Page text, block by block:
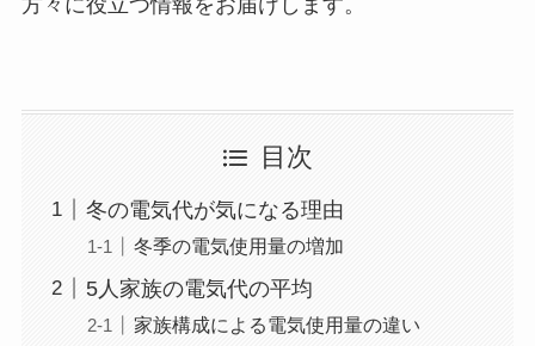
目次
冬の電気代が気になる理由
冬季の電気使用量の増加
5人家族の電気代の平均
家族構成による電気使用量の違い